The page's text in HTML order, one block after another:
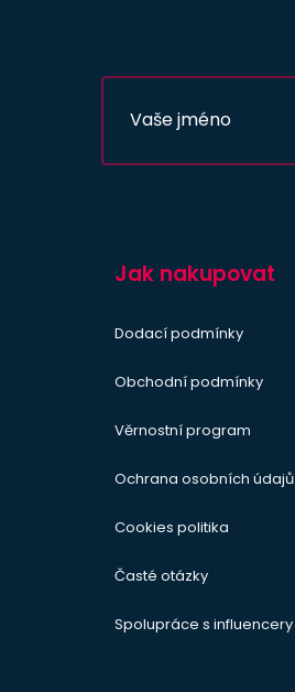
Jak nakupovat
Dodací podmínky
Obchodní podmínky
Věrnostní program
Ochrana osobních údajů
Cookies politika
Časté otázky
Spolupráce s influencery